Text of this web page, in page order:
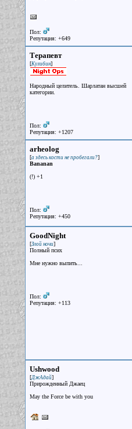
Пол:
Репутация: +649
Терапевт
[Кулибин]
Народный целитель. Шарлатан высшей
категории.
Пол:
Репутация: +1207
arheolog
[а здесь кости не пробегали?]
Bananan
(!) +1
Пол:
Репутация: +450
GoodNight
[Злой ночи]
Полный псих
Мне нужно выпить...
Пол:
Репутация: +113
Ushwood
[ДжАдай]
Прирожденный Джаец
May the Force be with you